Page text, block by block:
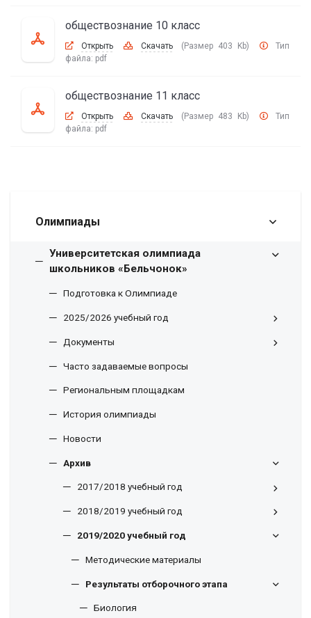
Олимпиады
Университетская олимпиада
школьников «Бельчонок»
Подготовка к Олимпиаде
2025/2026 учебный год
Документы
Часто задаваемые вопросы
Региональным площадкам
История олимпиады
Новости
Архив
2017/2018 учебный год
2018/2019 учебный год
2019/2020 учебный год
Методические материалы
Результаты отборочного этапа
Биология
обществознание 10 класс
Открыть Скачать (Размер 403 Kb)
Тип
файла: pdf
обществознание 11 класс
Открыть Скачать (Размер 483 Kb)
Тип
файла: pdf